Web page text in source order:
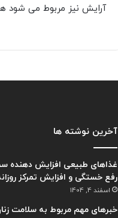
آرایش نیز مربوط می شود
آخرین نوشته ها
رفع خستگی و افزایش تمرکز
اسفند 4, 1404
خبرهای مهم مربوط به سلامت